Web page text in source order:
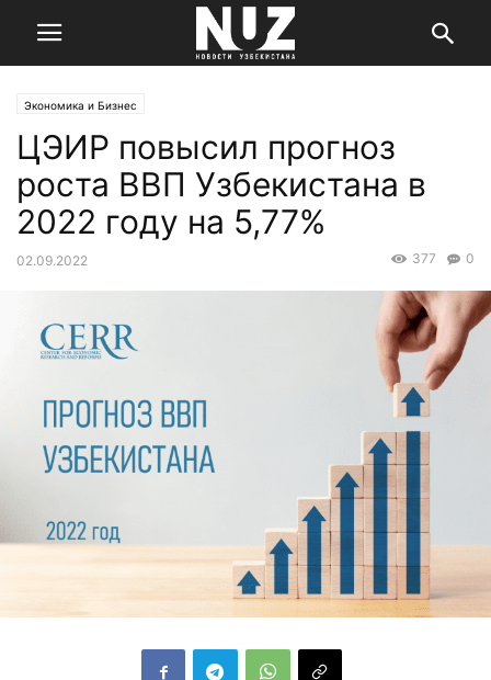
Экономика и Бизнес
ЦЭИР повысил прогноз
роста ВВП Узбекистана в
2022 году на 5,77%
02.09.2022 0
377